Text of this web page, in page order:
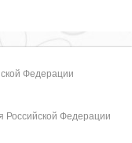
Федерации
Российской Федерации